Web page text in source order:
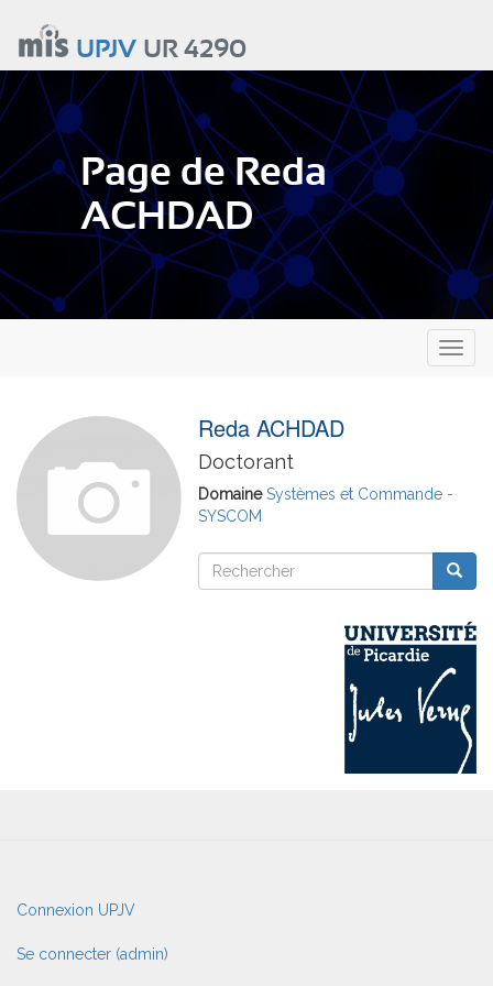
contenu
principal
UPJVUR 4290
Page de Reda
ACHDAD
Reda ACHDAD
Doctorant
DomaineSystèmes et Commande -
SYSCOM
Rechercher
Rechercher
User
account
menu
Connexion UPJV
Se connecter (admin)